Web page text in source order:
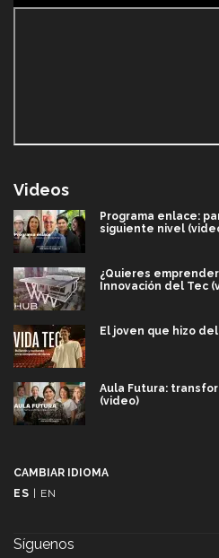
Videos
Programa enlace:
siguiente nivel
¿Quieres
Innovación del Tec
El joven que hizo
Aula Futura:
(video)
CAMBIAR IDIOMA
ES
EN
Síguenos